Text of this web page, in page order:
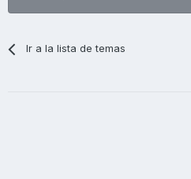
Ir a la lista de temas